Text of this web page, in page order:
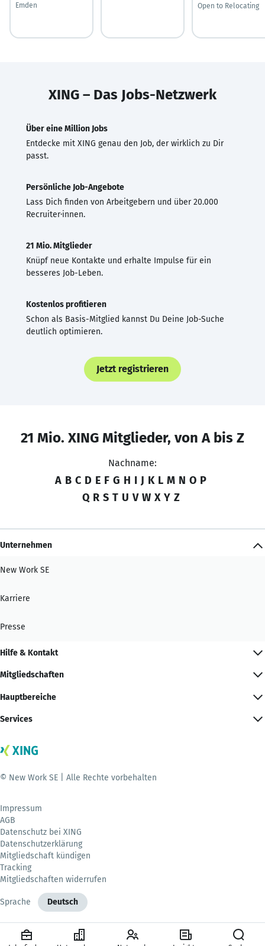
Emden
Open to Relocating
XING – Das Jobs-Netzwerk
Über eine Million Jobs
Entdecke mit XING genau den Job, der wirklich zu Dir
passt.
Persönliche Job-Angebote
Lass Dich finden von Arbeitgebern und über 20.000
Recruiter·innen.
21 Mio. Mitglieder
Knüpf neue Kontakte und erhalte Impulse für ein
besseres Job-Leben.
Kostenlos profitieren
Schon als Basis-Mitglied kannst Du Deine Job-Suche
deutlich optimieren.
Jetzt registrieren
21 Mio. XING Mitglieder, von A bis Z
Nachname:
A B C D E F G H I J K L M N O P
Q R S T U V W X Y Z
Unternehmen
New Work SE
Karriere
Presse
Hilfe & Kontakt
Mitgliedschaften
Hauptbereiche
Services
© New Work SE | Alle Rechte vorbehalten
Impressum
AGB
Datenschutz bei XING
Datenschutzerklärung
Mitgliedschaft kündigen
Tracking
Mitgliedschaften widerrufen
Sprache Deutsch